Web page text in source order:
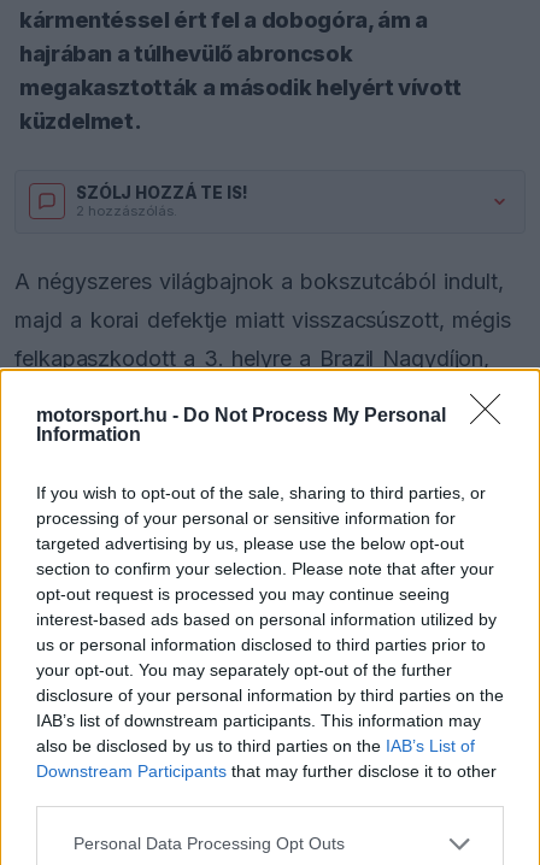
motorsport.hu - Do Not Process My Personal
Information
If you wish to opt-out of the sale, sharing to third parties, or
processing of your personal or sensitive information for
targeted advertising by us, please use the below opt-out
section to confirm your selection. Please note that after your
opt-out request is processed you may continue seeing
interest-based ads based on personal information utilized by
us or personal information disclosed to third parties prior to
your opt-out. You may separately opt-out of the further
disclosure of your personal information by third parties on the
IAB’s list of downstream participants. This information may
also be disclosed by us to third parties on the IAB’s List of
Downstream Participants that may further disclose it to other
Please note that this website/app uses one or more Google
Personal Data Processing Opt Outs
kármentéssel ért fel a dobogóra, ám a
hajrában a túlhevülő abroncsok
megakasztották a második helyért vívott
küzdelmet.
SZÓLJ HOZZÁ TE IS!
2 hozzászólás.
A négyszeres világbajnok a bokszutcából indult,
majd a korai defektje miatt visszacsúszott, mégis
felkapaszkodott a 3. helyre a Brazil Nagydíjon,
mögé. A
friss lágy gumin végrehajtott hajrával megelőzte
távolságban loholt Antonelli mögött, de nem talált
rést, sőt igazán komoly támadást sem tudott
indítani.
Arra a kérdésre, mennyivel lett jobb az autó a Q1-
es kieséshez képest, így felelt: „Igen, fényévekkel
jobb volt, az biztos. Nagyon erős versenyünk
volt, szerintem sokkal jobb tempóval.”